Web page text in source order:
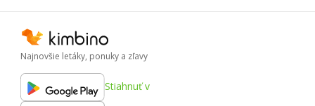
Najnovšie letáky, ponuky a zľavy
Stiahnuť v